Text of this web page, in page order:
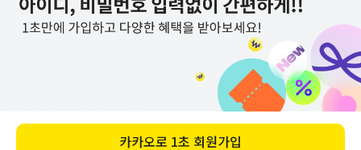
대문구 연희로11가길 15 (물류) 경기도 파주시 성동로 19-17
사업자번호 : 674-88-00100[사업자정보확인]
COPYRIGHT 2021 BANUL. ALL RIGHT RESEVED.
카카오로 1초 회원가입